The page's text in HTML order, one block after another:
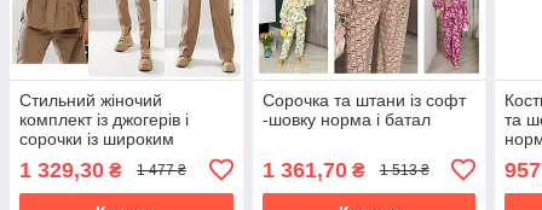
Стильний жіночий
комплект із джогерів і
сорочки із широким
поясом з екошкіри розміри
норма та батал
1 329,30 ₴ 1 477 ₴
Сорочка та штани із софт
-шовку норма і батал
1 361,70₴ 1 513 ₴
та